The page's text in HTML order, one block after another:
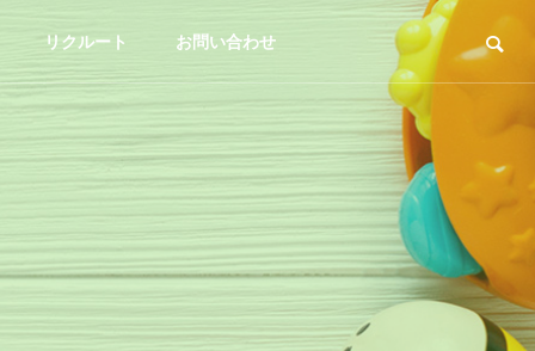
リクルート お問い合わせ